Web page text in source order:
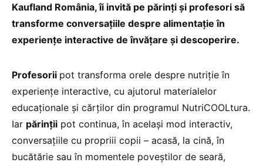
Kaufland România, îi invită pe părinți și profesori să
transforme conversațiile despre alimentație în
experiențe interactive de învățare și descoperire.
Profesorii pot transforma orele despre nutriție în
experiențe interactive, cu ajutorul materialelor
educaționale și cărților din programul NutriCOOLtura.
Iar părinții pot continua, în același mod interactiv,
conversațiile cu propriii copii – acasă, la cină, în
bucătărie sau în momentele poveștilor de seară,